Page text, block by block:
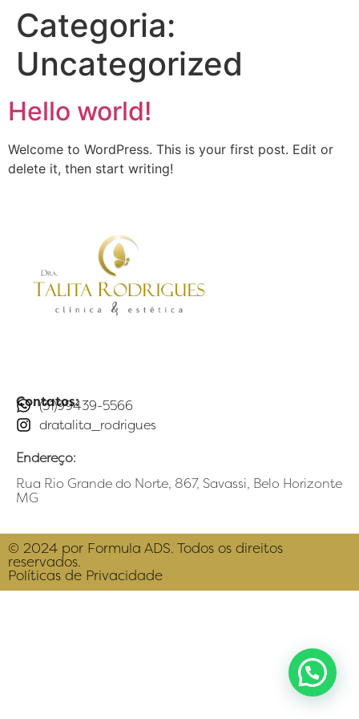
Categoria:
Uncategorized
Hello world!
Welcome to WordPress. This is your first post. Edit or
delete it, then start writing!
Contatos:
(31)99439-5566
dratalita_rodrigues
Endereço:
Rua Rio Grande do Norte, 867, Savassi, Belo Horizonte
MG
© 2024 por Formula ADS. Todos os direitos
reservados.
Políticas de Privacidade